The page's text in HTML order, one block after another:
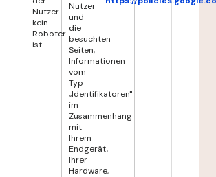
Nutzer
kein
Roboter
ist.
Nutzer
und
die
besuchten
Seiten,
Informationen
vom
Typ
„Identifikatoren"
im
Zusammenhang
mit
Ihrem
Endgerät,
Ihrer
Hardware,